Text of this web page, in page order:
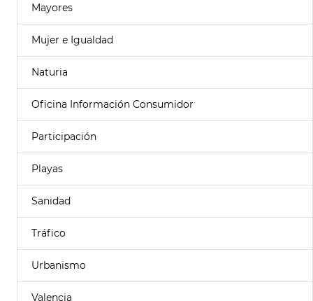
Mayores
Mujer e Igualdad
Naturia
Oficina Información Consumidor
Participación
Playas
Sanidad
Tráfico
Urbanismo
Valencia